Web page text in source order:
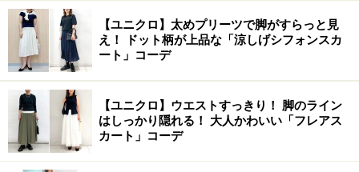
ロング丈のバンドカラーシャツは体型カバーにも◎ 出典：
WEAR
今年トレンドのバンドカラーシャツは、一枚は持ってお
きたい便利アイテム。きれい色のオーバーサイズシャツ
があれば、写真のようにボトムスがカジュアルでも、シ
ャツのおかげで程よいきれいめ感をキープでき、おうち
時間が長い今にもぴったりのコーデが作れます。
【ユニクロ】太めプリーツで脚がすらっと見
え！ ドット柄が上品な「涼しげシフォンスカ
ート」コーデ
【ユニクロ】ウエストすっきり！ 脚のライン
はしっかり隠れる！ 大人かわいい「フレアス
カート」コーデ